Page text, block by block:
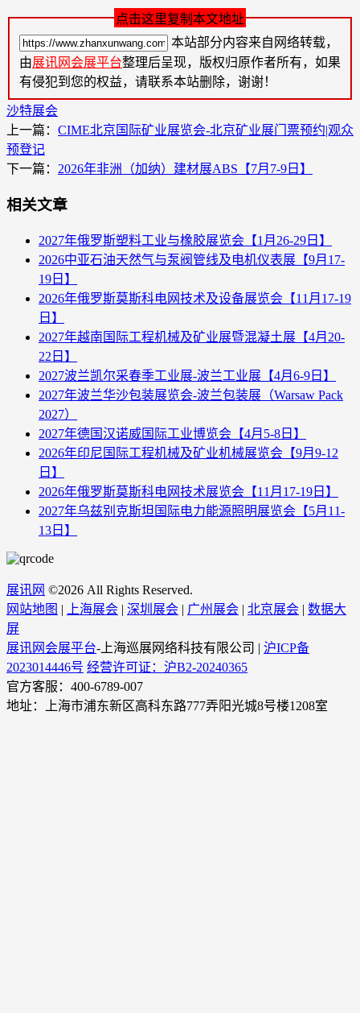
点击这里复制本文地址
本站部分内容来自网络转载，
由展讯网会展平台整理后呈现，版权归原作者所有，如果
有侵犯到您的权益，请联系本站删除，谢谢！
沙特展会
上一篇： CIME北京国际矿业展览会-北京矿业展门票预约|观众
预登记
下一篇： 2026年非洲（加纳）建材展ABS【7月7-9日】
相关文章
2027年俄罗斯塑料工业与橡胶展览会【1月26-29日】
2026中亚石油天然气与泵阀管线及电机仪表展【9月17-
19日】
2026年俄罗斯莫斯科电网技术及设备展览会【11月17-19
日】
2027年越南国际工程机械及矿业展暨混凝土展【4月20-
22日】
2027波兰凯尔采春季工业展-波兰工业展【4月6-9日】
2027年波兰华沙包装展览会-波兰包装展（Warsaw Pack
2027）
2027年德国汉诺威国际工业博览会【4月5-8日】
2026年印尼国际工程机械及矿业机械展览会【9月9-12
日】
2026年俄罗斯莫斯科电网技术展览会【11月17-19日】
2027年乌兹别克斯坦国际电力能源照明展览会【5月11-
13日】
展讯网 ©2026 All Rights Reserved.
网站地图 | 上海展会 | 深圳展会 | 广州展会 | 北京展会 | 数据大
屏
展讯网会展平台-上海巡展网络科技有限公司 | 沪ICP备
2023014446号 经营许可证：沪B2-20240365
官方客服：400-6789-007
地址：上海市浦东新区高科东路777弄阳光城8号楼1208室